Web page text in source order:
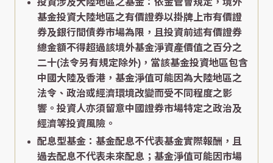
投資涉及大陸地區之基金：依金管會規定，境外
基金投資大陸地區之有價證券以掛牌上市有價證
券及銀行間債券市場為限，且投資前述有價證券
總金額不得超過該境外基金淨資產價值之百分之
二十(法令另有規定除外)，當該基金投資地區包含
中國大陸及香港，基金淨值可能因為大陸地區之
法令、政治或經濟環境改變而受不同程度之影
響。投資人亦須留意中國證券市場特定之政治及
經濟等投資風險。
配息型基金：基金配息不代表基金實際報酬，且
過去配息不代表未來配息；基金淨值可能因市場